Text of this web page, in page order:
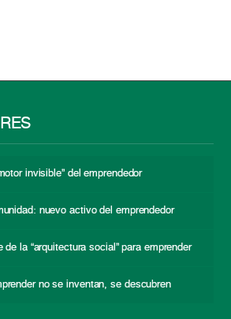
invisible” del emprendedor
nuevo activo del emprendedor
de la “arquitectura social” para emprender
no se inventan, se descubren